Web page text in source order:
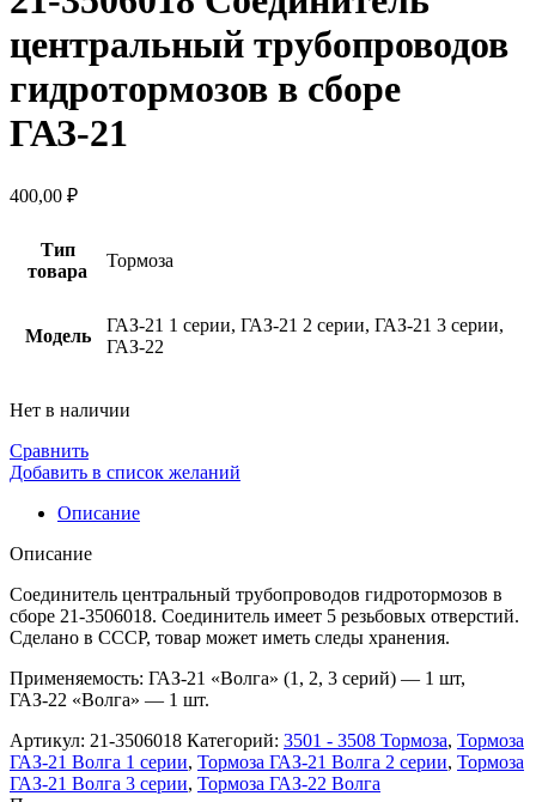
центральный трубопроводов
гидротормозов в сборе
ГАЗ-21
400,00 ₽
Тип
товара
Тормоза
Модель
ГАЗ-21 1 серии, ГАЗ-21 2 серии, ГАЗ-21 3 серии,
ГАЗ-22
Нет в наличии
Сравнить
Добавить в список желаний
Описание
Описание
Соединитель центральный трубопроводов гидротормозов в
сборе 21-3506018. Соединитель имеет 5 резьбовых отверстий.
Сделано в СССР, товар может иметь следы хранения.
Применяемость: ГАЗ-21 «Волга» (1, 2, 3 серий) — 1 шт,
ГАЗ-22 «Волга» — 1 шт.
Артикул: 21-3506018 Категорий: 3501 - 3508 Тормоза, Тормоза
ГАЗ-21 Волга 1 серии, Тормоза ГАЗ-21 Волга 2 серии, Тормоза
ГАЗ-21 Волга 3 серии, Тормоза ГАЗ-22 Волга